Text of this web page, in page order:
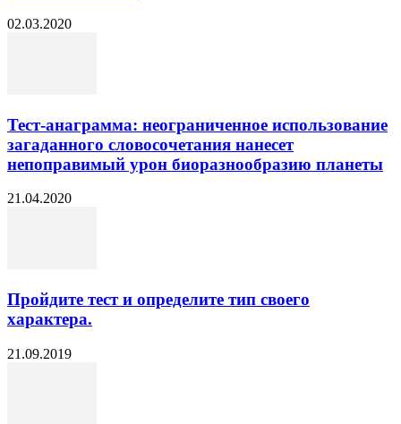
02.03.2020
Тест-анаграмма: неограниченное использование
загаданного словосочетания нанесет
непоправимый урон биоразнообразию планеты
21.04.2020
Пройдите тест и определите тип своего
характера.
21.09.2019